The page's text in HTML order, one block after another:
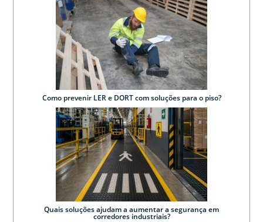
Como prevenir LER e DORT com soluções para o piso?
Quais soluções ajudam a aumentar a segurança em
corredores industriais?